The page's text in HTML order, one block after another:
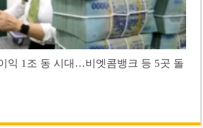
익 1조 동 시대…비엣콤뱅크 등 5곳 돌